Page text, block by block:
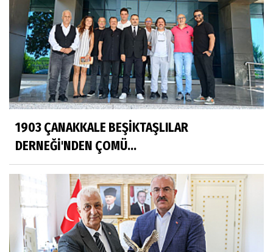
1903 ÇANAKKALE BEŞİKTAŞLILAR
DERNEĞİ'NDEN ÇOMÜ...